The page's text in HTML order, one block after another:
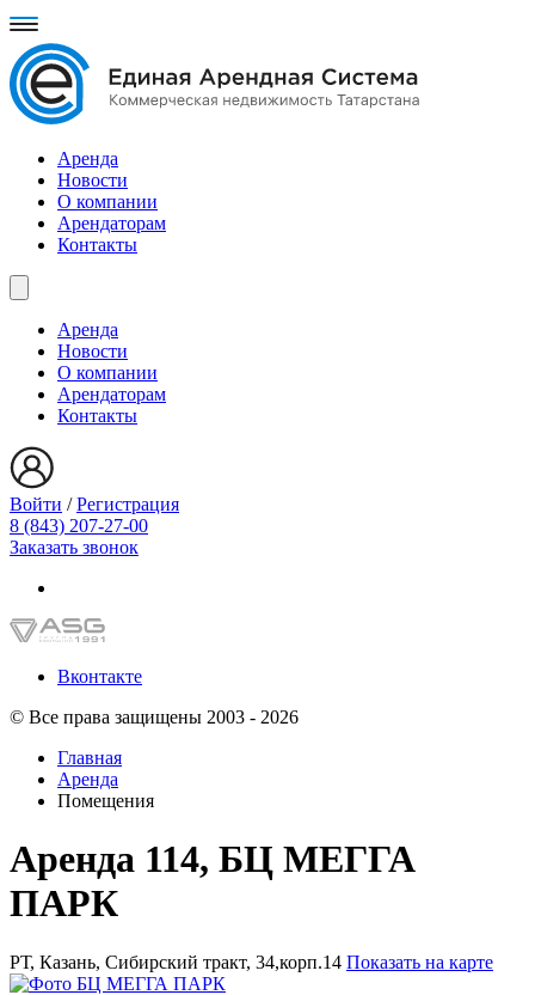
Аренда
Новости
О компании
Арендаторам
Контакты
Аренда
Новости
О компании
Арендаторам
Контакты
Войти /Регистрация
8 (843) 207-27-00
Заказать звонок
Вконтакте
© Все права защищены 2003 - 2026
Главная
Аренда
Помещения
Аренда 114, БЦ МЕГГА
ПАРК
РТ, Казань, Сибирский тракт, 34,корп.14 Показать на карте